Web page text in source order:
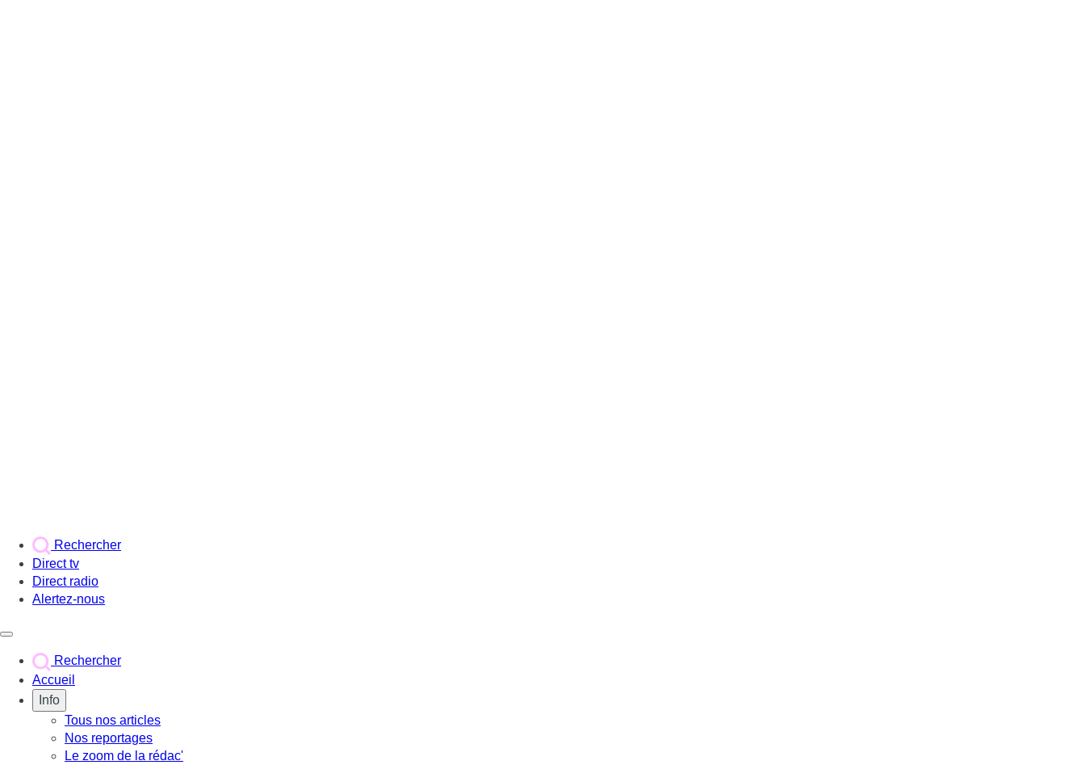
Rechercher
Direct tv
Direct radio
Alertez-nous
Rechercher
Accueil
Info
Tous nos articles
Nos reportages
Le zoom de la rédac'